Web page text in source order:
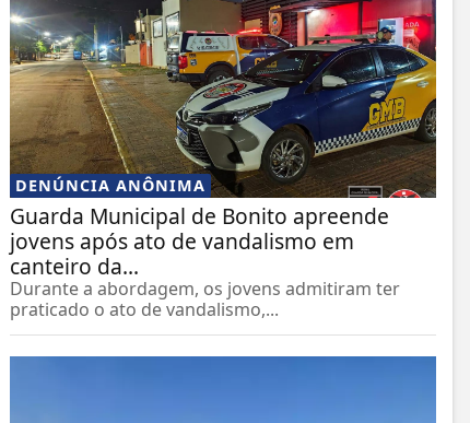
DENÚNCIA ANÔNIMA
Guarda Municipal de Bonito apreende
jovens após ato de vandalismo em
canteiro da...
Durante a abordagem, os jovens admitiram ter
praticado o ato de vandalismo,...